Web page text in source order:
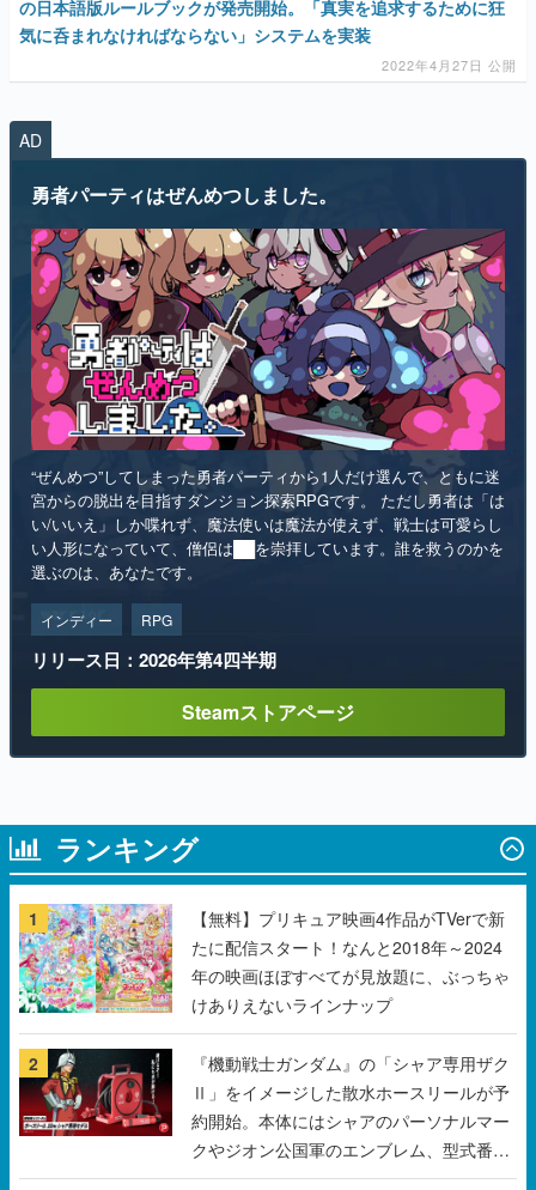
AD
“ぜんめつ”してしまった勇者パーティから1人だけ選んで、ともに迷
宮からの脱出を目指すダンジョン探索RPGです。 ただし勇者は「は
い/いいえ」しか喋れず、魔法使いは魔法が使えず、戦士は可愛らし
い人形になっていて、僧侶は██を崇拝しています。誰を救うのかを
選ぶのは、あなたです。
インディー RPG
リリース日：2026年第4四半期
ランキング
1
【無料】プリキュア映画4作品がTVerで新
たに配信スタート！なんと2018年～2024
年の映画ほぼすべてが見放題に、ぶっちゃ
けありえないラインナップ
2
『機動戦士ガンダム』の「シャア専用ザク
Ⅱ」をイメージした散水ホースリールが予
約開始。本体にはシャアのパーソナルマー
クやジオン公国軍のエンブレム、型式番号
などを配置
3
「パリィ」や「ローリング」で女の子と会
話するソウルライク恋愛ゲーム『小早川さ
んはソウルライク』無料公開。返事に失敗